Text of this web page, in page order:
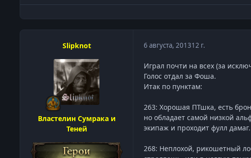
Slipknot
Властелин Сумрака и
Теней
6 августа, 201312 г.
Играл почти на всех (за
Голос отдал за Фоша.
Итак по пунктам:
263: Хорошая ПТшка, есть
но обладает самой низкой
экипаж и проходит фулл дамаг.
268: Неплохой, рикошетный